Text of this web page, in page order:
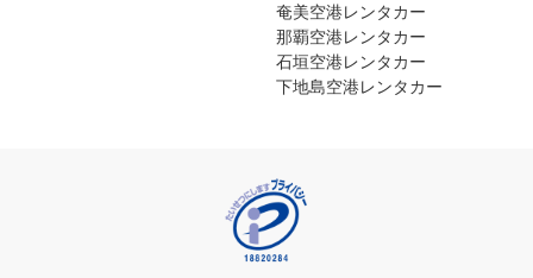
奄美空港レンタカー
那覇空港レンタカー
石垣空港レンタカー
下地島空港レンタカー